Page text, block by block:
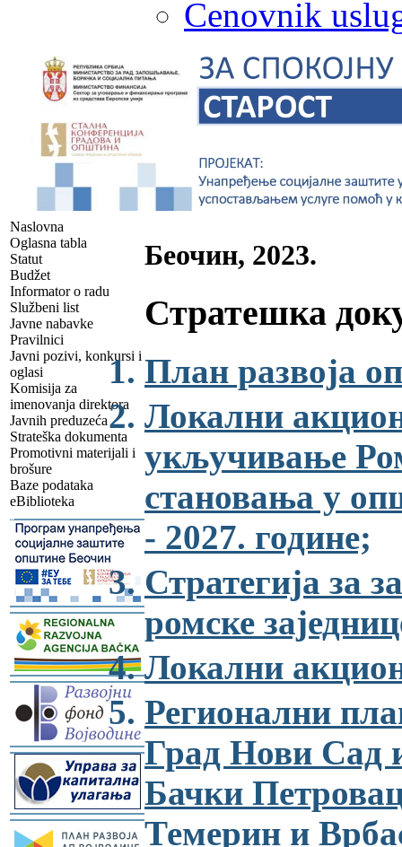
Cenovnik
Naslovna
Oglasna tabla
Statut
Budžet
Informator o radu
Službeni list
Javne nabavke
Pravilnici
Javni pozivi, konkursi i
oglasi
Komisija za
imenovanja direktora
Javnih preduzeća
Strateška dokumenta
Promotivni materijali i
brošure
Baze podataka
eBiblioteka
-
-
-
-
-
Беочин, 2023.
Стратешка
План развоја
Локални
укључивање
становања у
- 2027. године;
Стратегија за
ромске
Локални
Регионални
Град Нови Сад
Бачки
Темерин и